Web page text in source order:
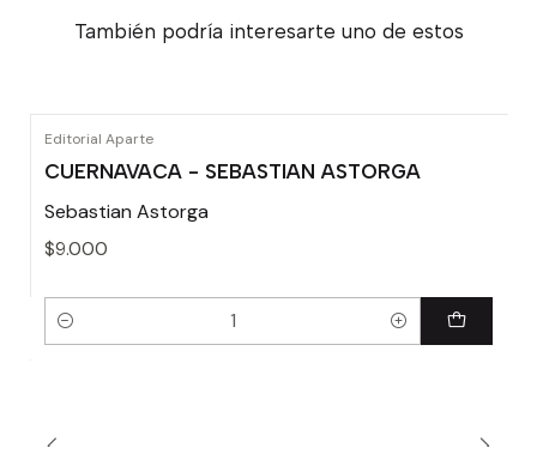
También podría interesarte uno de estos
Editorial Aparte
CUERNAVACA - SEBASTIAN ASTORGA
Sebastian Astorga
$9.000
Cantidad